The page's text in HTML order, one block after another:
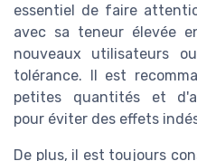
essentiel de faire
avec sa teneur élevée
nouveaux utilisateurs
tolérance. Il est
petites quantités et
pour éviter des effets
De plus, il est toujours